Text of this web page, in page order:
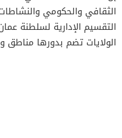
1.1 معلومات عن
1.2 معلومات عن
1.3 معلومات عن
الثقافي والحكومي
التقسيم الإدارية لسلطنة
الولايات تضم بدورها مناطق